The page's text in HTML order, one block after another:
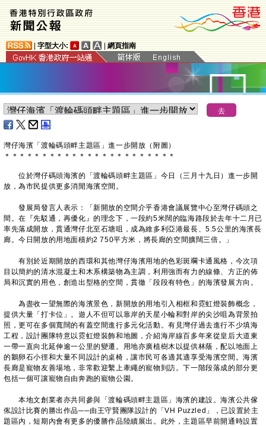
字型大小: 網頁指南
灣仔海濱「渡輪碼頭畔主題區」進一步開放（附圖）
＊ ＊ ＊ ＊ ＊ ＊ ＊ ＊ ＊ ＊ ＊ ＊ ＊ ＊ ＊ ＊ ＊ ＊ ＊ ＊ ＊ ＊ ＊
位於灣仔碼頭海濱的「渡輪碼頭畔主題區」今日（三月十九日）進一步開
放，為市民提供更多消閒海濱空間。
發展局發言人表示：「新開放的空間介乎香港會議展覽中心至灣仔碼頭之
間。在『先駁通，再優化』的理念下，一段約5米闊的臨海路段於去年十二月已
率先落成開放，貫通灣仔北至石塘咀，成為維多利亞港最長、5.5公里的海濱長
廊。今日開放的用地面積約2 750平方米，將長廊的空間擴闊三倍。」
有別於近期開放的西環和其他灣仔海濱用地的色彩斑斕卡通風格，今次項
目以簡約的清水混凝土和木系構築物為主調，利用強而有力的線條、方正的佈
局和沉實的用色，創造出型格的空間，貫徹「段段有特色」的海濱發展方向。
為盡收一望無際的海濱景色，新開放的用地引入相框和霓虹燈裝飾概念，
提供大量「打卡位」。遊人不但可以靠岸的天星小輪和對岸的尖沙咀為背景拍
照，更可在多個寬闊的有蓋空間進行多元化活動。有見灣仔過去進行不少填海
工程，設計團隊特意以霓虹燈裝飾和地圖，介紹海岸線百多年來從皇后大道東
一帶一直向北延伸逾一公里的變遷。用地亦廣植樹木以提供林蔭，配以地面上
的鵝卵石小徑和大量不同設計的桌椅，讓市民可各適其適享受海濱空間。海濱
長廊是寵物友善場地，非常歡迎繫上牽繩的寵物到訪。下一階段落成的部分更
包括一個可讓寵物自由奔跑的寵物公園。
本地文創業者亦共同參與「渡輪碼頭畔主題區」海濱的建設。海濱公共傢
俬設計比賽的勝出作品──由王守賢團隊設計的「VH Puzzled」，已設置於主
題區內，短期內會有更多的優勝作品陸續展出。此外，主題區早前開通時設置